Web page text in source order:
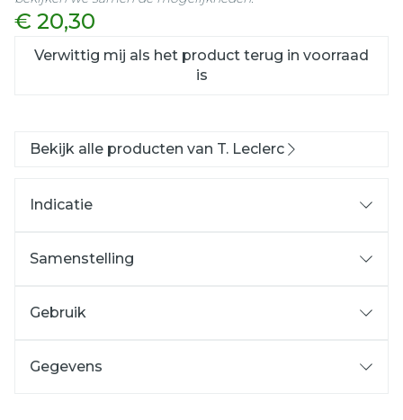
€ 20,30
Verwittig mij als het product terug in voorraad
is
Bekijk alle producten van T. Leclerc
Indicatie
Samenstelling
Gebruik
Gegevens